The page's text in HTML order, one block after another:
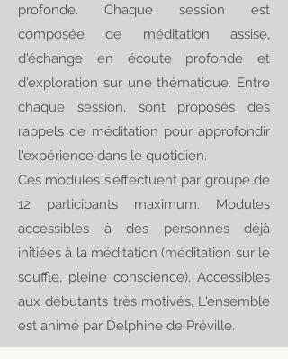
profonde. Chaque session est
composée de méditation assise,
d'échange en écoute profonde et
d'exploration sur une thématique. Entre
chaque session, sont proposés des
rappels de méditation pour approfondir
l'expérience dans le quotidien.
Ces modules s'effectuent par groupe de
12 participants maximum. Modules
accessibles à des personnes déjà
initiées à la méditation (méditation sur le
souffle, pleine conscience). Accessibles
aux débutants très motivés. L'ensemble
est animé par Delphine de Préville.